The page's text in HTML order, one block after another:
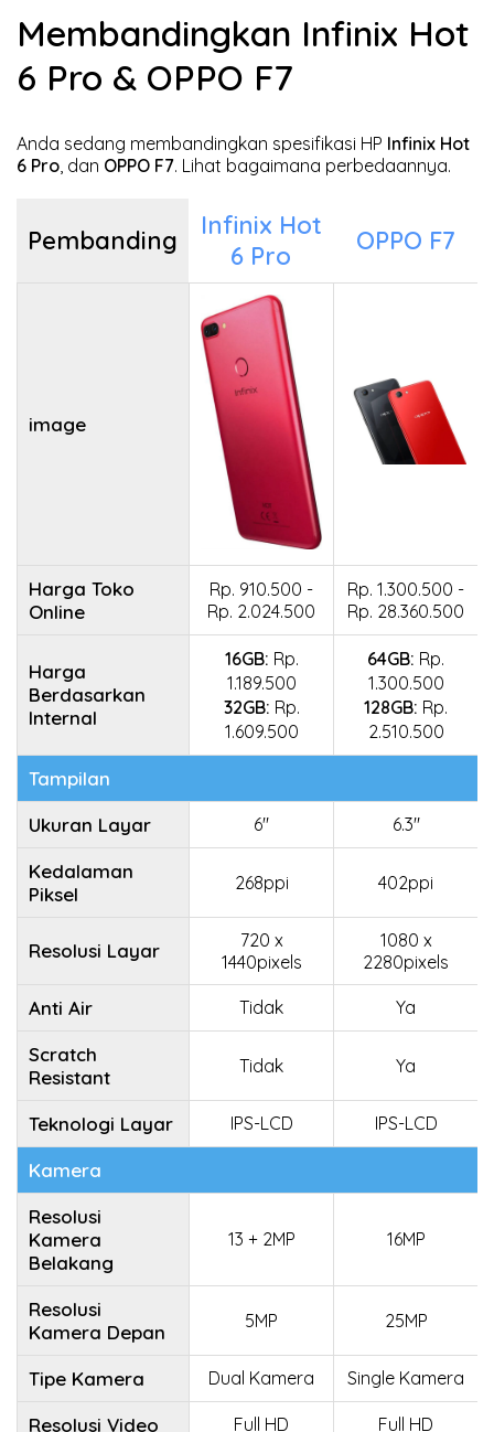
Membandingkan Infinix Hot
6 Pro & OPPO F7
Anda sedang membandingkan spesifikasi HP Infinix Hot
6 Pro, dan OPPO F7. Lihat bagaimana perbedaannya.
Pembanding
Infinix Hot
6 Pro
OPPO F7
image
Harga Toko
Online
Rp. 910.500 -
Rp. 2.024.500
Rp. 1.300.500 -
Rp. 28.360.500
Harga
Berdasarkan
Internal
16GB: Rp.
1.189.500
32GB: Rp.
1.609.500
64GB: Rp.
1.300.500
128GB: Rp.
2.510.500
Tampilan
Ukuran Layar
6" 6.3"
Kedalaman
Piksel
268ppi 402ppi
Resolusi Layar
720 x
1440pixels
1080 x
2280pixels
Anti Air Tidak Ya
Scratch
Resistant
Tidak Ya
Teknologi Layar IPS-LCD IPS-LCD
Kamera
Resolusi
Kamera
Belakang
13 + 2MP 16MP
Resolusi
Kamera Depan
5MP 25MP
Tipe Kamera Dual Kamera Single Kamera
Resolusi Video Full HD Full HD